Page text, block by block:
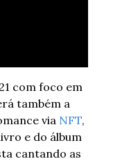
com foco em
também a
via NFT,
e do álbum
cantando as